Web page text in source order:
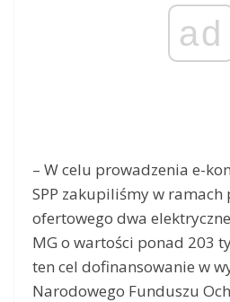
ad
– W celu prowadzenia e-
SPP zakupiliśmy w
ofertowego dwa
MG o wartości ponad 203
ten cel dofinansowanie w
Narodowego Funduszu